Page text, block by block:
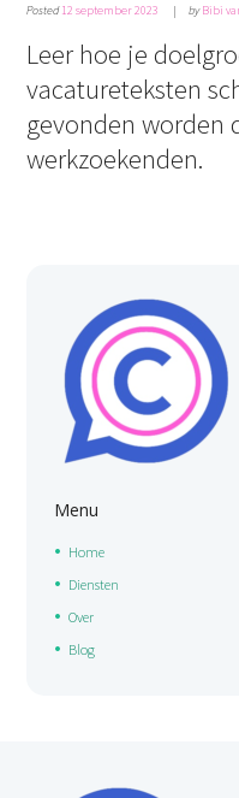
Posted12 september 2023 byBibi
Leer hoe je
vacatureteksten
gevonden worden
werkzoekenden.
Menu
Home
Diensten
Over
Blog